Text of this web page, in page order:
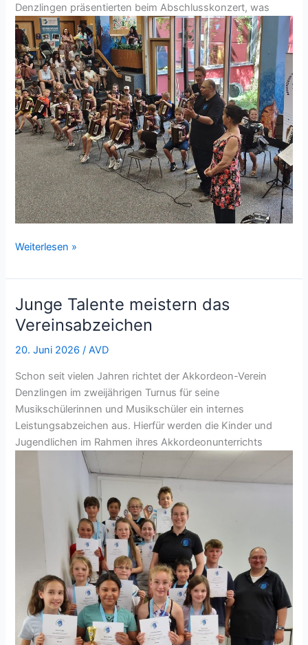
Denzlingen präsentierten beim Abschlusskonzert, was
Junge
auf
großer
Bühne:
Akkordeon-
Verein
begeistert
beim
Schulfest
Weiterlesen »
Junge Talente meistern das
Vereinsabzeichen
20. Juni 2026/AVD
Schon seit vielen Jahren richtet der Akkordeon-Verein
Denzlingen im zweijährigen Turnus für seine
Musikschülerinnen und Musikschüler ein internes
Leistungsabzeichen aus. Hierfür werden die Kinder und
Jugendlichen im Rahmen ihres Akkordeonunterrichts